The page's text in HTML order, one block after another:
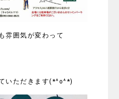
雰囲気が変わって
いただきます(*^o^*)